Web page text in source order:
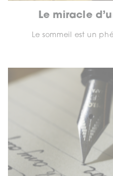
Le miracle
Le sommeil est un